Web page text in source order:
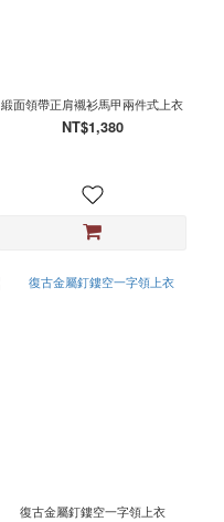
緞面領帶正肩襯衫馬甲兩件式上衣
NT$1,380
復古金屬釘鏤空一字領上衣